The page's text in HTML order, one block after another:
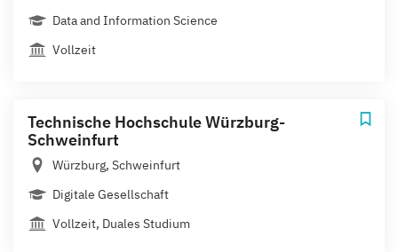
Data and Information Science
Vollzeit
Technische Hochschule Würzburg-
Schweinfurt
Würzburg, Schweinfurt
Digitale Gesellschaft
Vollzeit, Duales Studium